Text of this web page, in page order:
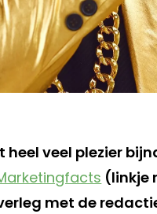
heel veel plezier
(linkje
met de